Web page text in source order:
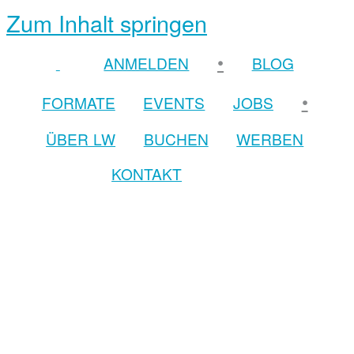
Zum Inhalt springen
ANMELDEN •
BLOG
FORMATE
EVENTS JOBS •
ÜBER LW BUCHEN
WERBEN
KONTAKT